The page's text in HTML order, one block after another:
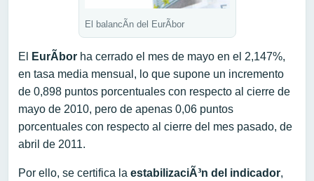
El balancÃ­n del EurÃ­bor
El EurÃ­bor ha cerrado el mes de mayo en el 2,147%,
en tasa media mensual, lo que supone un incremento
de 0,898 puntos porcentuales con respecto al cierre de
mayo de 2010, pero de apenas 0,06 puntos
porcentuales con respecto al cierre del mes pasado, de
abril de 2011.
Por ello, se certifica la estabilizaciÃ³n del indicador,